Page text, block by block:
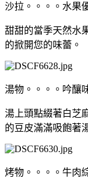
沙拉。。。。水果
甜甜的當季天然水
的掀開您的味蕾。
湯物。。。。吟釀
湯上頭點綴著白芝
的豆皮滿滿吸飽著
烤物。。。。牛肉